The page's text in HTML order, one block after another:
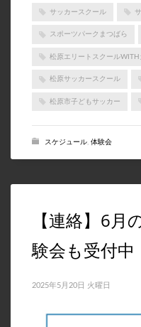
サッカースクール
スポーツパークまつばら
松原エリートスクールWITH
松原サッカースクール
松原市子どもサッカー
スケジュール, 体験会
【連絡】6
験会も受付中
2025年5月20日 火曜日